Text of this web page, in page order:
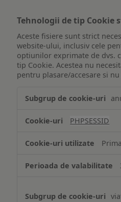
Tehnologii de tip Cookie
Aceste fisiere sunt strict
website-ului, inclusiv cele
optiunilor exprimate de dvs.
tip Cookie. Acestea nu
pentru plasare/accesare si
de
Cookie
necesare
PHPSESSID